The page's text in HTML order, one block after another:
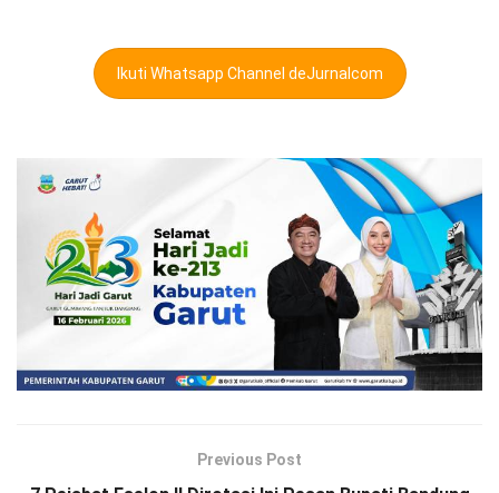
Ikuti Whatsapp Channel deJurnalcom
Previous Post